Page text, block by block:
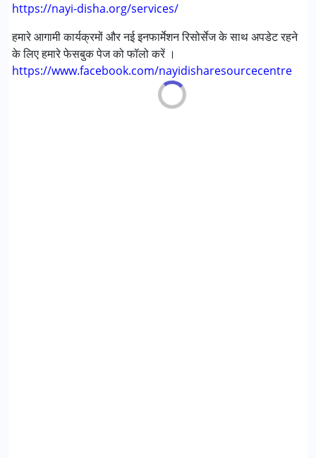
https://nayi-disha.org/services/
हमारे आगामी कार्यक्रमों और नई इनफार्मेशन रिसोर्सेज के साथ अपडेट रहने
के लिए हमारे फेसबुक पेज को फॉलो करें ।
https://www.facebook.com/nayidisharesourcecentre